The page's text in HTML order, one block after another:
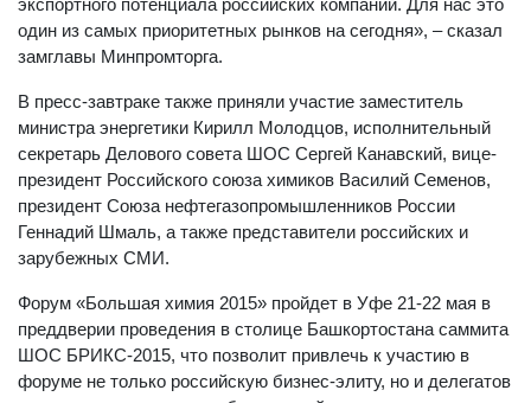
экспортного потенциала российских компаний. Для нас это
один из самых приоритетных рынков на сегодня», – сказал
замглавы Минпромторга.
В пресс-завтраке также приняли участие заместитель
министра энергетики Кирилл Молодцов, исполнительный
секретарь Делового совета ШОС Сергей Канавский, вице-
президент Российского союза химиков Василий Семенов,
президент Союза нефтегазопромышленников России
Геннадий Шмаль, а также представители российских и
зарубежных СМИ.
Форум «Большая химия 2015» пройдет в Уфе 21-22 мая в
преддверии проведения в столице Башкортостана саммита
ШОС БРИКС-2015, что позволит привлечь к участию в
форуме не только российскую бизнес-элиту, но и делегатов